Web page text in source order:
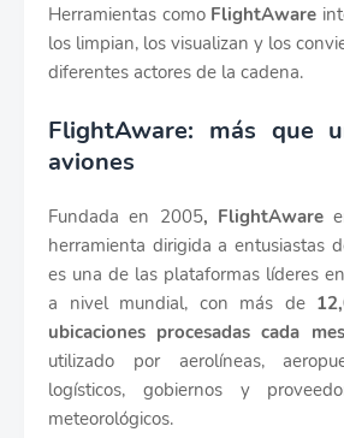
Herramientas como FlightAware
los limpian, los visualizan y los
diferentes actores de la cadena.
FlightAware: más que
aviones
Fundada en 2005, FlightAware
herramienta dirigida a entusiastas
es una de las plataformas líderes
a nivel mundial, con más de
ubicaciones procesadas cada mes
utilizado por aerolíneas,
logísticos, gobiernos y
meteorológicos.